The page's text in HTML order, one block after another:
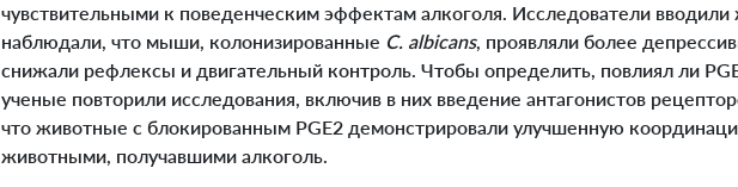
чувствительными к поведенческим эффектам алкоголя. Исследователи
наблюдали, что мыши, колонизированные C. albicans, проявляли более
снижали рефлексы и двигательный контроль. Чтобы определить, повлиял ли
ученые повторили исследования, включив в них введение антагонистов
что животные с блокированным PGE2 демонстрировали улучшенную
животными, получавшими алкоголь.